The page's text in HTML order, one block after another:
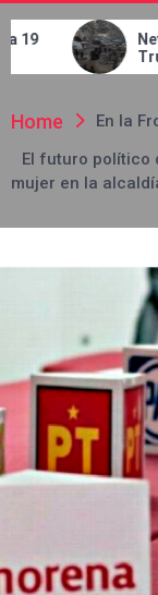
admite
y pone
tropas de Gaza
Home
En la
El futuro político
mujer en la